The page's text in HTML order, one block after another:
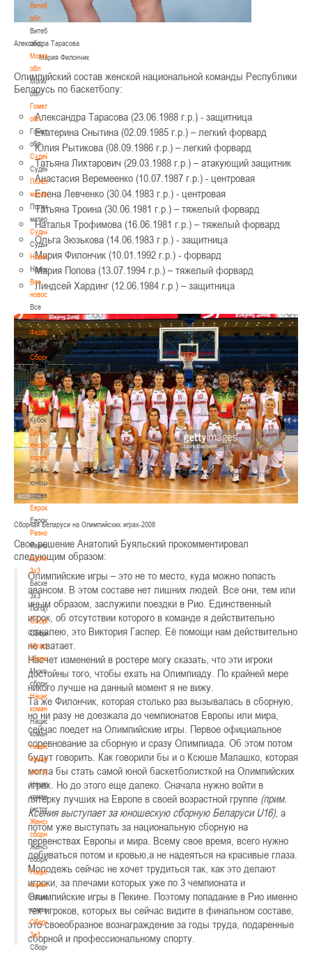
Витебская
обл
Витебская
обл
Могилевская
обл
Могилевская
обл
Гомельская
обл
Гомельская
обл
Судейство
Судейство
Полезные
материалы
Полезные
материалы
Судьи
Судьи
Новости
Новости
Все
новости
Все
новости
Федерация
Федерация
Сборные
Сборные
Чемпионат
Чемпионат
Кубок
Кубок
Детско-
юношеские
соревнования
Детско-
юношеские
соревнования
Еврокубки
Еврокубки
Разное
Разное
Баскетбол
3х3
Баскетбол
3х3
Лого[modid=121]
Сборные
Сборные
Мужские
сборные
Мужские
сборные
Национальная
команда
Национальная
команда
Национальная
команда
(история)
Национальная
команда
(история)
Женские
сборные
Женские
сборные
Национальная
команда
Национальная
команда
Сборные
3х3
Сборные
Александра Тарасова
Мария Филончик
Олимпийский состав женской национальной команды Республики
Беларусь по баскетболу:
Александра Тарасова (23.06.1988 г.р.) - защитница
Екатерина Снытина (02.09.1985 г.р.) – легкий форвард
Юлия Рытикова (08.09.1986 г.р.) – легкий форвард
Татьяна Лихтарович (29.03.1988 г.р.) – атакующий защитник
Анастасия Веремеенко (10.07.1987 г.р.) - центровая
Елена Левченко (30.04.1983 г.р.) - центровая
Татьяна Троина (30.06.1981 г.р.) – тяжелый форвард
Наталья Трофимова (16.06.1981 г.р.) – тяжелый форвард
Ольга Зюзькова (14.06.1983 г.р.) - защитница
Мария Филончик (10.01.1992 г.р.) - форвард
Мария Попова (13.07.1994 г.р.) – тяжелый форвард
Линдсей Хардинг (12.06.1984 г.р.) – защитница
Сборная Беларуси на Олимпийских играх-2008
Свое решение Анатолий Буяльский прокомментировал
следующим образом:
Олимпийские игры – это не то место, куда можно попасть
авансом. В этом составе нет лишних людей. Все они, тем или
иным образом, заслужили поездки в Рио. Единственный
игрок, об отсутствии которого в команде я действительно
сожалею, это Виктория Гаспер. Её помощи нам действительно
не хватает.
Насчет изменений в ростере могу сказать, что эти игроки
достойны того, чтобы ехать на Олимпиаду. По крайней мере
никого лучше на данный момент я не вижу.
Та же Филончик, которая столько раз вызывалась в сборную,
но ни разу не доезжала до чемпионатов Европы или мира,
сейчас поедет на Олимпийские игры. Первое официальное
соревнование за сборную и сразу Олимпиада. Об этом потом
будут говорить. Как говорили бы и о Ксюше Малашко, которая
могла бы стать самой юной баскетболисткой на Олимпийских
играх. Но до этого еще далеко. Сначала нужно войти в
пятерку лучших на Европе в своей возрастной группе (прим.
Ксения выступает за юношескую сборную Беларуси U16), а
потом уже выступать за национальную сборную на
первенствах Европы и мира. Всему свое время, всего нужно
добиваться потом и кровью,а не надеяться на красивые глаза.
Молодежь сейчас не хочет трудиться так, как это делают
игроки, за плечами которых уже по 3 чемпионата и
Олимпийские игры в Пекине. Поэтому попадание в Рио именно
тех игроков, которых вы сейчас видите в финальном составе,
это своеобразное вознаграждение за годы труда, подаренные
сборной и профессиональному спорту.